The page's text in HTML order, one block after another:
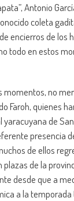
Antonio
coleta
encierros de los
todo en estos
momentos, no
Faroh, quienes
de
presencia
de ellos
de la
desde que a
a la